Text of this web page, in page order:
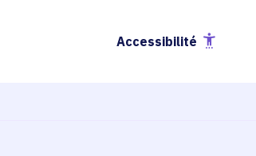
Accessibilité